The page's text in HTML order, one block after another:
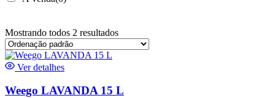
Mostrando todos 2 resultados
Ver detalhes
Weego LAVANDA 15 L